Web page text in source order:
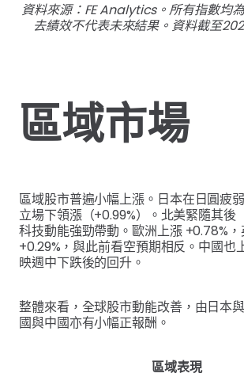
資料來源：FE Analytics。所有指數均
去績效不代表未來結果。資料截至
區域市場
區域股市普遍小幅上漲。日本在日圓疲
立場下領漲（+0.99%）。北美緊隨其後
科技動能強勁帶動。歐洲上漲 +0.78%
+0.29%，與此前看空預期相反。中國也
映週中下跌後的回升。
整體來看，全球股市動能改善，由日本
國與中國亦有小幅正報酬。
區域表現